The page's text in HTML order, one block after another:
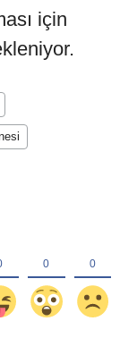
için